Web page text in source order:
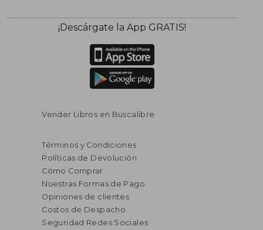
¡Descárgate la App GRATIS!
Vender Libros en Buscalibre
Términos y Condiciones
Políticas de Devolución
Cómo Comprar
Nuestras Formas de Pago
Opiniones de clientes
Costos de Despacho
Seguridad Redes Sociales